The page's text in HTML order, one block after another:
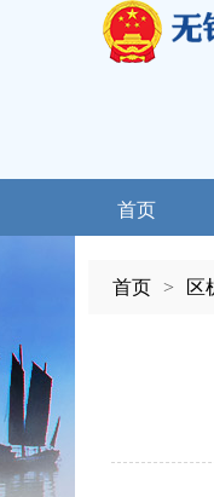
首页
首页 > 区